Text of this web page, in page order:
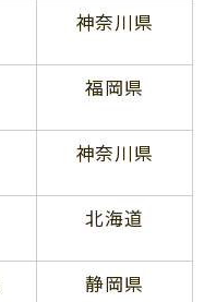
神奈川県
福岡県
神奈川県
北海道
静岡県